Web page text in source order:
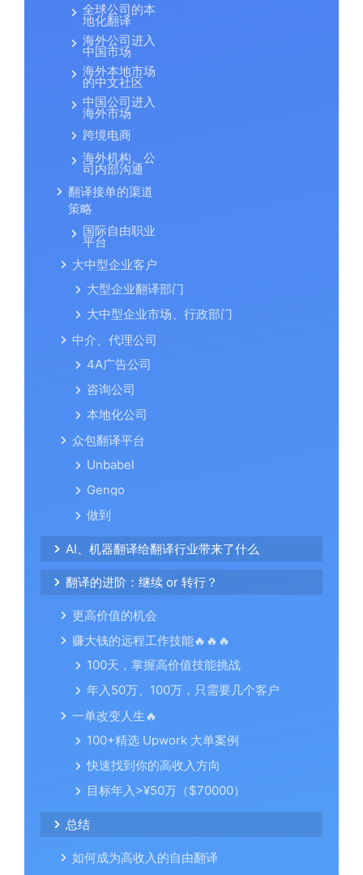
全球公司的本
地化翻译
海外公司进入
中国市场
海外本地市场
的中文社区
中国公司进入
海外市场
跨境电商
海外机构、公
司内部沟通
翻译接单的渠道
策略
国际自由职业
平台
大中型企业客户
大型企业翻译部门
大中型企业市场、行政部门
中介、代理公司
4A广告公司
咨询公司
本地化公司
众包翻译平台
Unbabel
Gengo
做到
AI、机器翻译给翻译行业带来了什么
翻译的进阶：继续 or 转行？
更高价值的机会
赚大钱的远程工作技能🔥🔥🔥
100天，掌握高价值技能挑战
年入50万、100万，只需要几个客户
一单改变人生🔥
100+精选 Upwork 大单案例
快速找到你的高收入方向
目标年入>¥50万（$70000）
总结
如何成为高收入的自由翻译